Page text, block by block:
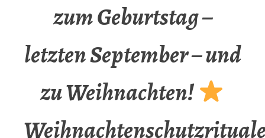
zum Geburtstag –
letzten September – und
zu Weihnachten!